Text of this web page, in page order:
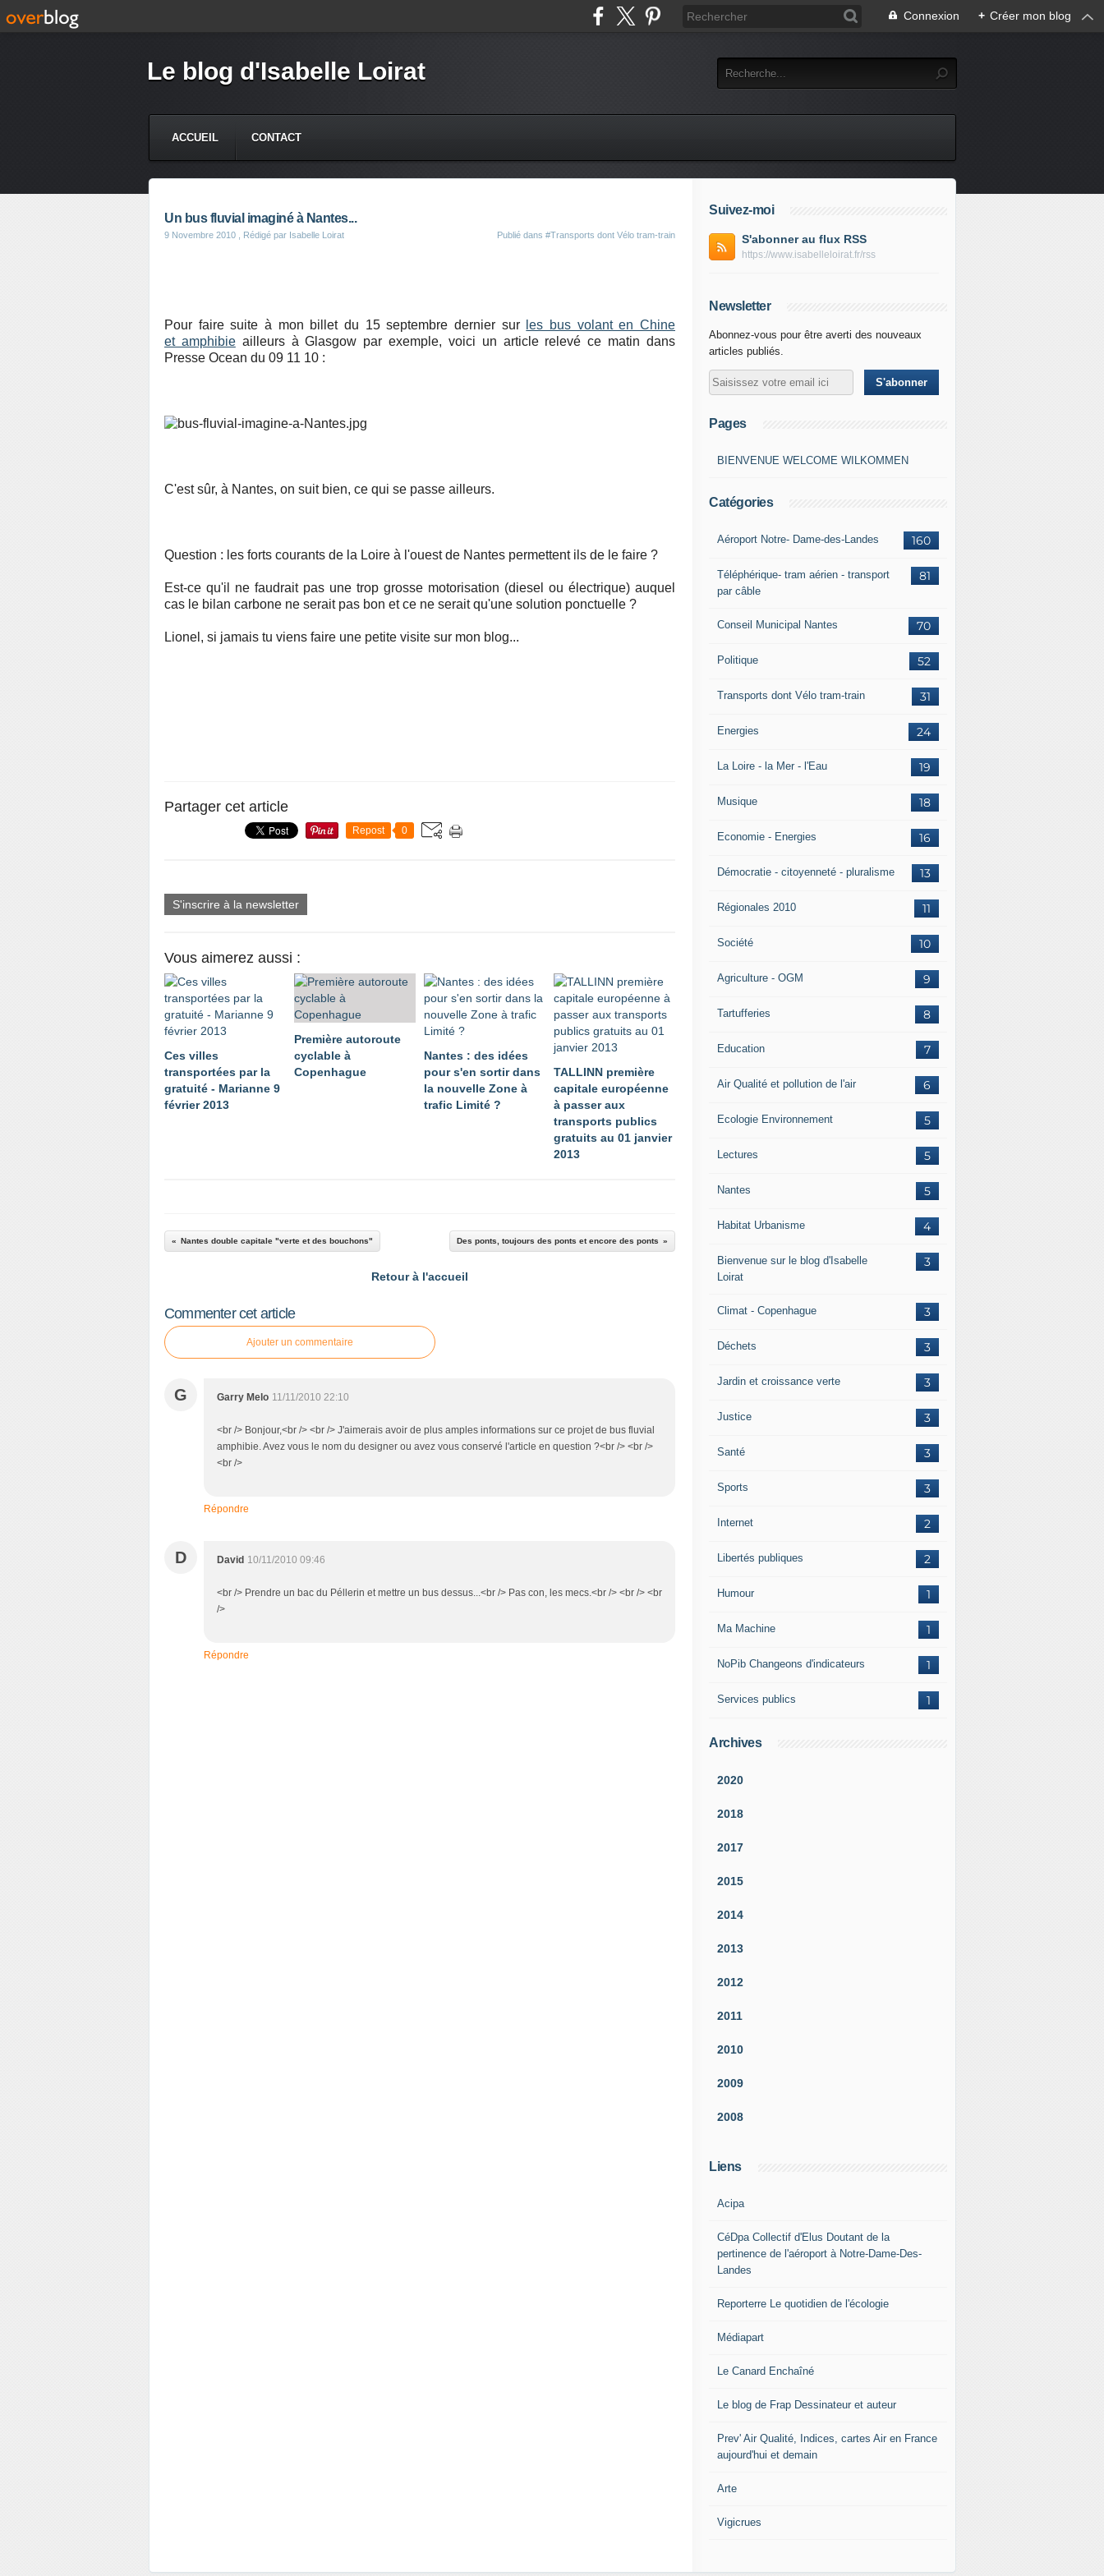
Connexion + Créer mon blog
Le blog d'Isabelle Loirat
ACCUEIL CONTACT
Un bus fluvial imaginé à Nantes...
9 Novembre 2010 , Rédigé par Isabelle Loirat Publié dans #Transports dont Vélo tram-train
Pour faire suite à mon billet du 15 septembre dernier sur
les bus volant en Chine
et amphibieailleurs à Glasgow par exemple, voici un article relevé ce matin dans
Presse Ocean du 09 11 10 :
C'est sûr, à Nantes, on suit bien, ce qui se passe ailleurs.
Question : les forts courants de la Loire à l'ouest de Nantes permettent ils de le faire ?
Est-ce qu'il ne faudrait pas une trop grosse motorisation (diesel ou électrique) auquel
cas le bilan carbone ne serait pas bon et ce ne serait qu'une solution ponctuelle ?
Lionel, si jamais tu viens faire une petite visite sur mon blog...
Partager cet article
Repost 0
S'inscrire à la newsletter
Vous aimerez aussi :
Ces villes
transportées par la
gratuité - Marianne 9
février 2013
Première autoroute
cyclable à
Copenhague
Nantes : des idées
pour s'en sortir dans
la nouvelle Zone à
trafic Limité ?
TALLINN première
capitale européenne
à passer aux
transports publics
gratuits au 01 janvier
2013
Nantes double capitale "verte et des bouchons" Des ponts, toujours des ponts et encore des ponts
Retour à l'accueil
Commenter cet article
Ajouter un commentaire
G Garry Melo 11/11/2010 22:10
<br /> Bonjour,<br /> <br /> J'aimerais avoir de plus amples informations sur ce projet de bus fluvial
amphibie. Avez vous le nom du designer ou avez vous conservé l'article en question ?<br /> <br />
<br />
Répondre
D David 10/11/2010 09:46
<br /> Prendre un bac du Péllerin et mettre un bus dessus...<br /> Pas con, les mecs.<br /> <br /> <br
/>
Répondre
Suivez-moi
S'abonner au flux RSS
https://www.isabelleloirat.fr/rss
Newsletter
Abonnez-vous pour être averti des nouveaux
articles publiés.
Pages
BIENVENUE WELCOME WILKOMMEN
Catégories
160
Aéroport Notre- Dame-des-Landes
81
Téléphérique- tram aérien - transport
par câble
70
Conseil Municipal Nantes
52
Politique
31
Transports dont Vélo tram-train
24
Energies
19
La Loire - la Mer - l'Eau
18
Musique
16
Economie - Energies
13
Démocratie - citoyenneté - pluralisme
11
Régionales 2010
10
Société
9
Agriculture - OGM
8
Tartufferies
7
Education
6
Air Qualité et pollution de l'air
5
Ecologie Environnement
5
Lectures
5
Nantes
4
Habitat Urbanisme
3
Bienvenue sur le blog d'Isabelle
Loirat
3
Climat - Copenhague
3
Déchets
3
Jardin et croissance verte
3
Justice
3
Santé
3
Sports
2
Internet
2
Libertés publiques
1
Humour
1
Ma Machine
1
NoPib Changeons d'indicateurs
1
Services publics
Archives
2020
2018
2017
2015
2014
2013
2012
2011
2010
2009
2008
Liens
Acipa
CéDpa Collectif d'Elus Doutant de la
pertinence de l'aéroport à Notre-Dame-Des-
Landes
Reporterre Le quotidien de l'écologie
Médiapart
Le Canard Enchaîné
Le blog de Frap Dessinateur et auteur
Prev' Air Qualité, Indices, cartes Air en France
aujourd'hui et demain
Arte
Vigicrues